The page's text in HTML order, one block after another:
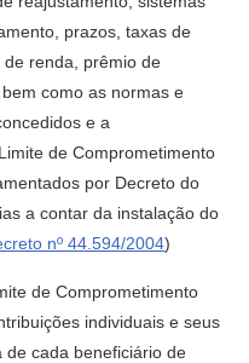
prazos, taxas de
renda, prêmio de
como as normas e
e a
de Comprometimento
por Decreto do
a contar da instalação do
nº 44.594/2004)
de Comprometimento
individuais e seus
de cada beneficiário de